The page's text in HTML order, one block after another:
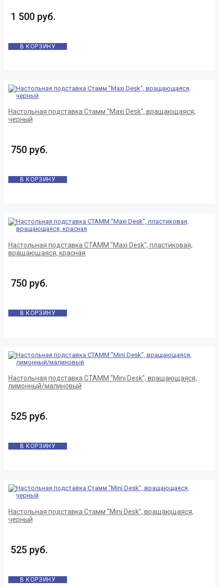
1 500 руб.
В КОРЗИНУ
Настольная подставка Стамм "Maxi Desk", вращающаяся,
черный
750 руб.
В КОРЗИНУ
Настольная подставка СТАММ "Maxi Desk", пластиковая,
вращающаяся, красная
750 руб.
В КОРЗИНУ
Настольная подставка СТАММ "Mini Desk", вращающаяся,
лимонный/малиновый
525 руб.
В КОРЗИНУ
Настольная подставка Стамм "Mini Desk", вращающаяся,
черный
525 руб.
В КОРЗИНУ